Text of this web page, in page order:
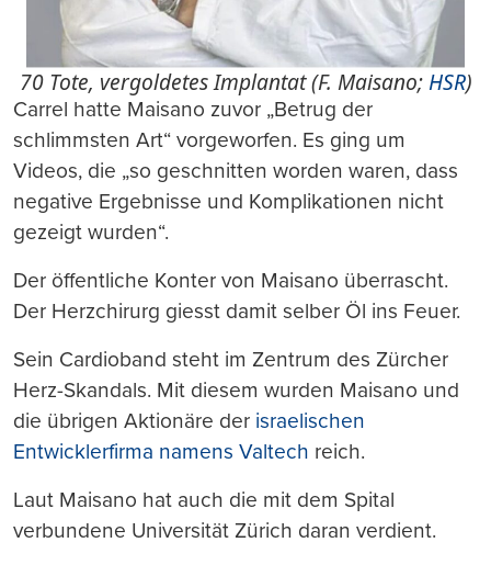
70 Tote, vergoldetes Implantat (F. Maisano; HSR)
Carrel hatte Maisano zuvor „Betrug der
schlimmsten Art“ vorgeworfen. Es ging um
Videos, die „so geschnitten worden waren, dass
negative Ergebnisse und Komplikationen nicht
gezeigt wurden“.
Der öffentliche Konter von Maisano überrascht.
Der Herzchirurg giesst damit selber Öl ins Feuer.
Sein Cardioband steht im Zentrum des Zürcher
Herz-Skandals. Mit diesem wurden Maisano und
die übrigen Aktionäre der israelischen
Entwicklerfirma namens Valtech reich.
Laut Maisano hat auch die mit dem Spital
verbundene Universität Zürich daran verdient.